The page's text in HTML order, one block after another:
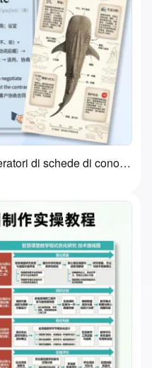
Confronto tra i 4 migliori generatori di schede di conoscenza AI | Flashcard e schede di studio